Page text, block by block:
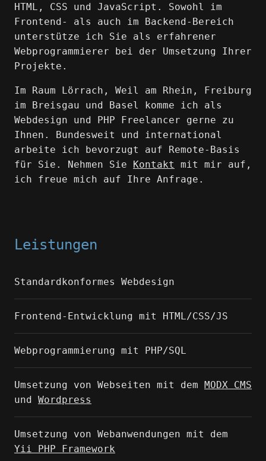
HTML, CSS und JavaScript. Sowohl im
Frontend- als auch im Backend-Bereich
unterstütze ich Sie als erfahrener
Webprogrammierer bei der Umsetzung Ihrer
Projekte.
Im Raum Lörrach, Weil am Rhein, Freiburg
im Breisgau und Basel komme ich als
Webdesign und PHP Freelancer gerne zu
Ihnen. Bundesweit und international
arbeite ich bevorzugt auf Remote-Basis
für Sie. Nehmen Sie Kontakt
mit mir auf,
ich freue mich auf Ihre Anfrage.
Leistungen
Standardkonformes Webdesign
Frontend-Entwicklung mit HTML/CSS/JS
Webprogrammierung mit PHP/SQL
Umsetzung von Webseiten mit dem MODX CMS
und Wordpress
Umsetzung von Webanwendungen mit dem
Yii PHP Framework